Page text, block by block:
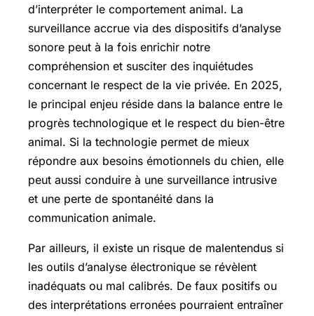
d’interpréter le comportement animal. La
surveillance accrue via des dispositifs d’analyse
sonore peut à la fois enrichir notre
compréhension et susciter des inquiétudes
concernant le respect de la vie privée. En 2025,
le principal enjeu réside dans la balance entre le
progrès technologique et le respect du bien-être
animal. Si la technologie permet de mieux
répondre aux besoins émotionnels du chien, elle
peut aussi conduire à une surveillance intrusive
et une perte de spontanéité dans la
communication animale.
Par ailleurs, il existe un risque de malentendus si
les outils d’analyse électronique se révèlent
inadéquats ou mal calibrés. De faux positifs ou
des interprétations erronées pourraient entraîner